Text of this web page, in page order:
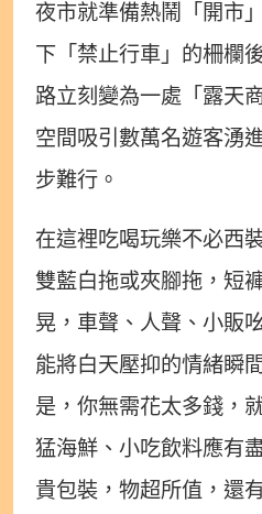
夜市就準備熱鬧「開市
下「禁止行車」的柵欄
路立刻變為一處「露天
空間吸引數萬名遊客湧
步難行。
在這裡吃喝玩樂不必西
雙藍白拖或夾腳拖，短
晃，車聲、人聲、小販
能將白天壓抑的情緒瞬
是，你無需花太多錢，
猛海鮮、小吃飲料應有
貴包裝，物超所值，還